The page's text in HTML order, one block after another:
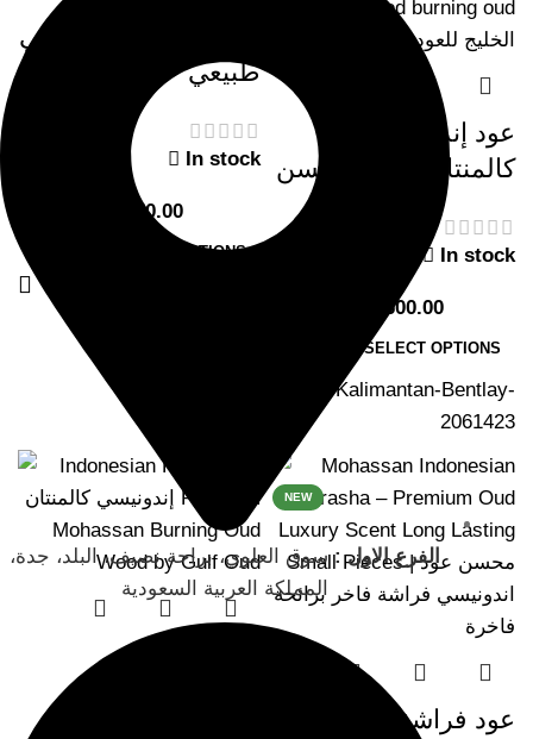
دهن عود هندي سويفي
طبيعي
In stock
650.00
SELECT OPTIONS
عود إندونيسي
كالمنتان بنتالي محسن
In stock
1,600.00
SELECT OPTIONS
SKU:Kalimantan-Bentlay-
2061423
-40%
عود إندونيسي
-41%
NEW
عود فراشة إندونيسي
الفرع الاول :سوق العلوي، براحة نصيف، البلد، جدة،
المملكة العربية السعودية